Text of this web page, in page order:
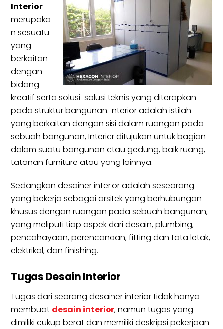
Interior
merupaka
n sesuatu
yang
berkaitan
dengan
bidang
kreatif serta solusi-solusi teknis yang diterapkan
pada struktur bangunan. Interior adalah istilah
yang berkaitan dengan sisi dalam ruangan pada
sebuah bangunan, Interior ditujukan untuk bagian
dalam suatu bangunan atau gedung, baik ruang,
tatanan furniture atau yang lainnya.
Sedangkan desainer interior adalah seseorang
yang bekerja sebagai arsitek yang berhubungan
khusus dengan ruangan pada sebuah bangunan,
yang meliputi tiap aspek dari desain, plumbing,
pencahayaan, perencanaan, fitting dan tata letak,
elektrikal, dan finishing.
Tugas Desain Interior
Tugas dari seorang desainer interior tidak hanya
membuat desain interior, namun tugas yang
dimiliki cukup berat dan memiliki deskripsi pekerjaan